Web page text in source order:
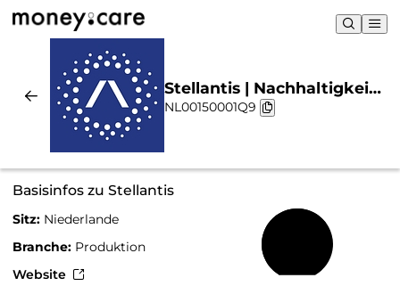
Stellantis | Nachhaltigkeit
& Chart
NL00150001Q9
Basisinfos zu Stellantis
Sitz: Niederlande
Branche: Produktion
Website